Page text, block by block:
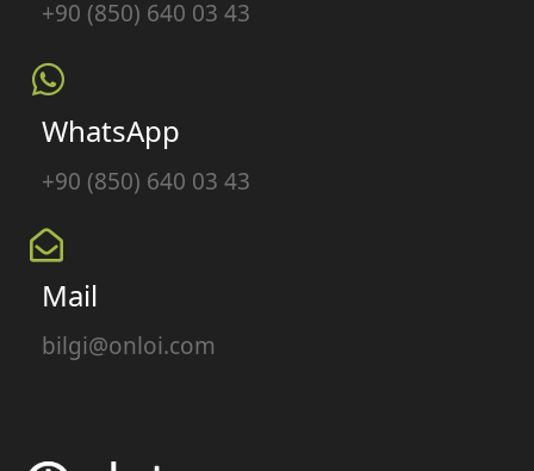
+90 (850) 640 03 43
WhatsApp
+90 (850) 640 03 43
Mail
bilgi@onloi.com